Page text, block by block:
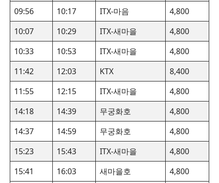
09:56
10:17 ITX-마음
4,800
10:07
10:29 ITX-새마을
4,800
10:33
10:53 ITX-새마을
4,800
11:42
12:03 KTX
8,400
11:55
12:15 ITX-새마을
4,800
14:18
14:39 무궁화호
4,800
14:37
14:59 무궁화호
4,800
15:23
15:43 ITX-새마을
4,800
15:41
16:03 새마을호 4,800